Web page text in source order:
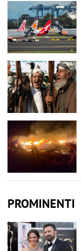
PROMINENTI